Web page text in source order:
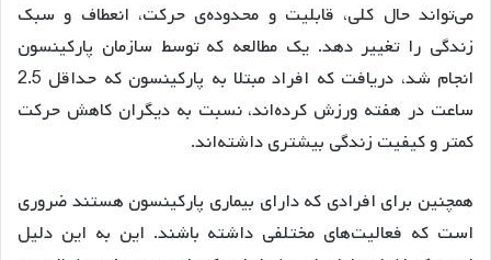
می‌تواند حال کلی، قابلیت و محدوده‌ی حرکت، انعطاف و سبک
زندگی را تغییر دهد. یک مطالعه که توسط سازمان پارکینسون
انجام شد، دریافت که افراد مبتلا به پارکینسون که حداقل 2.5
ساعت در هفته ورزش کرده‌اند، نسبت به دیگران کاهش حرکت
کمتر و کیفیت زندگی بیشتری داشته‌اند.
همچنین برای افرادی که دارای بیماری پارکینسون هستند ضروری
است که فعالیت‌های مختلفی داشته باشند. این به این دلیل